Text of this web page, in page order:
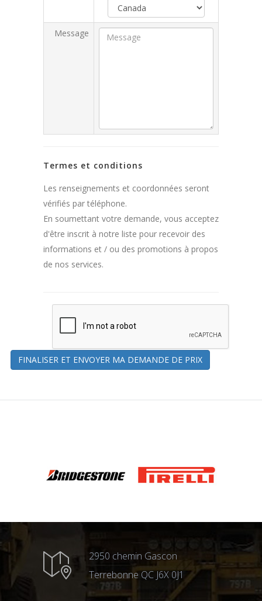
Message
Termes et conditions
Les renseignements et coordonnées seront
vérifiés par téléphone.
En soumettant votre demande, vous acceptez
d'être inscrit à notre liste pour recevoir des
informations et / ou des promotions à propos
de nos services.
FINALISER ET ENVOYER MA DEMANDE DE PRIX
2950 chemin Gascon
Terrebonne QC J6X 0J1